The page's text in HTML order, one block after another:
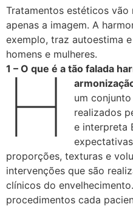
Tratamentos estéticos
apenas a imagem. A
exemplo, traz autoestima
homens e mulheres.
1 – O que é a tão falada
H
um
realizados
e interpreta
proporções, texturas e
intervenções que são
clínicos do
procedimentos cada